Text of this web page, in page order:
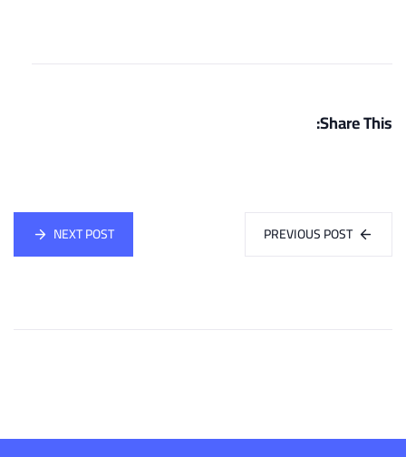
Share This:
PREVIOUS POST
NEXT POST